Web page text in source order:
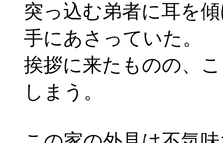
突っ込む弟者に耳を
手にあさっていた。
挨拶に来たものの、
しまう。